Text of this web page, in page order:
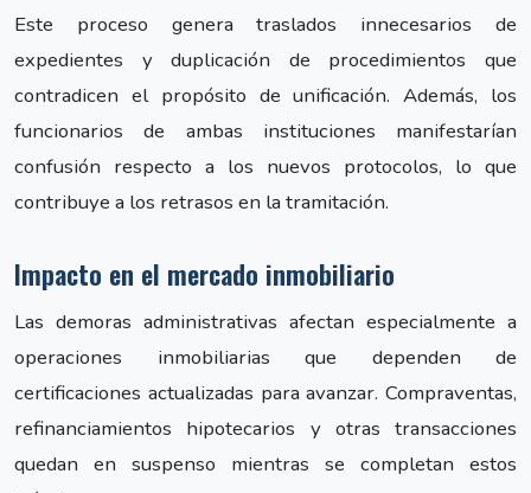
Este proceso genera traslados innecesarios de
expedientes y duplicación de procedimientos que
contradicen el propósito de unificación. Además, los
funcionarios de ambas instituciones manifestarían
confusión respecto a los nuevos protocolos, lo que
contribuye a los retrasos en la tramitación.
Impacto en el mercado inmobiliario
Las demoras administrativas afectan especialmente a
operaciones inmobiliarias que dependen de
certificaciones actualizadas para avanzar. Compraventas,
refinanciamientos hipotecarios y otras transacciones
quedan en suspenso mientras se completan estos